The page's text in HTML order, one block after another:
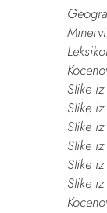
Slike
Slike
Slike
Slike
Slike
Slike